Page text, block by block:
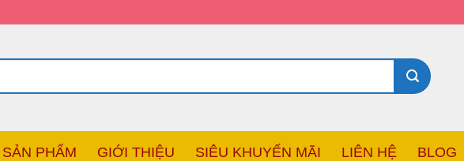
SẢN PHẨM GIỚI THIỆU SIÊU KHUYẾN MÃI LIÊN HỆ BLOG